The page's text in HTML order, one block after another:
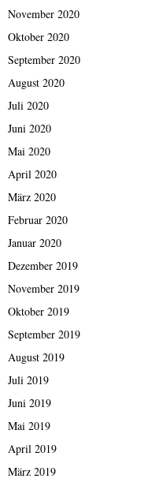
November 2020
Oktober 2020
September 2020
August 2020
Juli 2020
Juni 2020
Mai 2020
April 2020
März 2020
Februar 2020
Januar 2020
Dezember 2019
November 2019
Oktober 2019
September 2019
August 2019
Juli 2019
Juni 2019
Mai 2019
April 2019
März 2019